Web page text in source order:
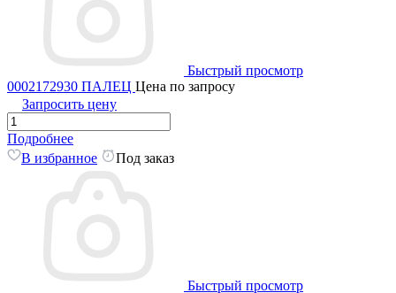
Быстрый просмотр
0002172930 ПАЛЕЦ Цена по запросу
Запросить цену
Подробнее
В избранное
Под заказ
Быстрый просмотр